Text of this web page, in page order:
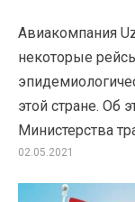
Авиакомпания
некоторые
этой стране. Об
Министерства
02.05.2021